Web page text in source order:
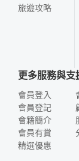
旅遊攻略
更多服務與支
會員登入
會員登記
會籍簡介
會員有賞
精選優惠